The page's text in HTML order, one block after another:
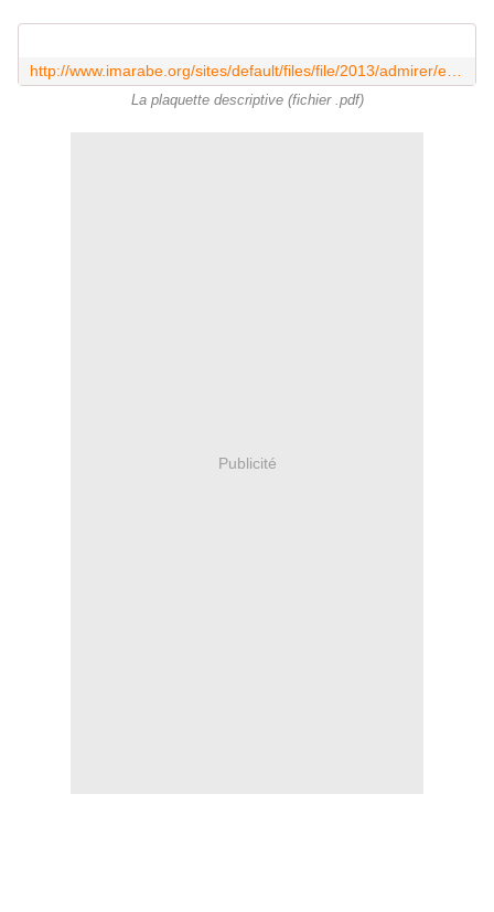
La plaquette descriptive (fichier .pdf)
Publicité